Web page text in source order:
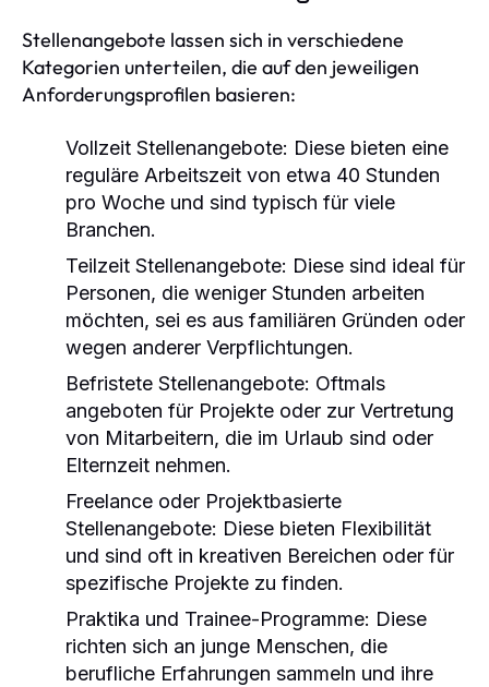
Stellenangebote lassen sich in verschiedene
Kategorien unterteilen, die auf den jeweiligen
Anforderungsprofilen basieren:
Vollzeit Stellenangebote: Diese bieten eine
reguläre Arbeitszeit von etwa 40 Stunden
pro Woche und sind typisch für viele
Branchen.
Teilzeit Stellenangebote: Diese sind ideal für
Personen, die weniger Stunden arbeiten
möchten, sei es aus familiären Gründen oder
wegen anderer Verpflichtungen.
Befristete Stellenangebote: Oftmals
angeboten für Projekte oder zur Vertretung
von Mitarbeitern, die im Urlaub sind oder
Elternzeit nehmen.
Freelance oder Projektbasierte
Stellenangebote: Diese bieten Flexibilität
und sind oft in kreativen Bereichen oder für
spezifische Projekte zu finden.
Praktika und Trainee-Programme: Diese
richten sich an junge Menschen, die
berufliche Erfahrungen sammeln und ihre